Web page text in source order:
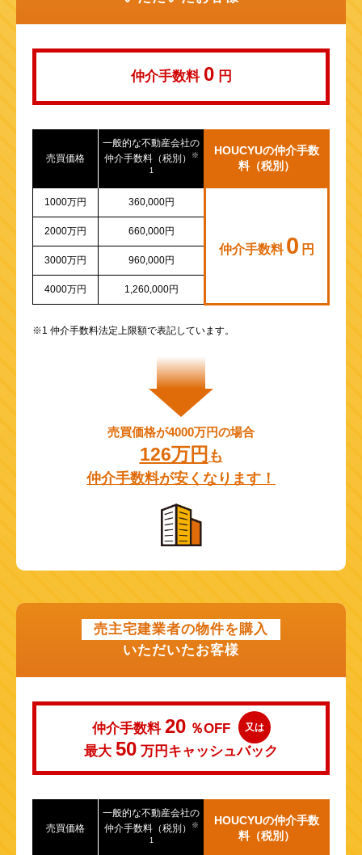
山陽新幹線
仲介手数料 0 円
売買価格
一般的な不動産会社の
仲介手数料（税別）
※
1
HOUCYUの仲介手数
料（税別）
1000万円 360,000円
仲介手数料 0 円
2000万円 660,000円
3000万円 960,000円
4000万円 1,260,000円
※1 仲介手数料法定上限額で表記しています。
売買価格が4000万円の場合
126万円 も
仲介手数料が安くなります！
売主宅建業者の物件を購入
いただいたお客様
仲介手数料 20 ％OFF 又は
最大 50 万円 キャッシュバック
売買価格
一般的な不動産会社の
仲介手数料（税別）
※
1
HOUCYUの仲介手数
料（税別）